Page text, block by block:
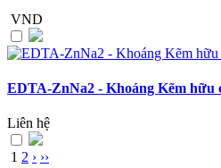
VND
EDTA-ZnNa2 - Khoáng Kẽm hữu
Liên hệ
1 2 › ››